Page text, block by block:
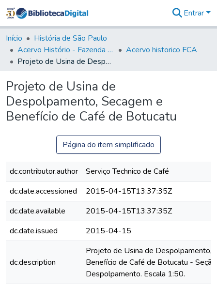
&
Coleções
Tudo na
Biblioteca
Estatísticas
Entrar
Início
História de São Paulo
Acervo Histório - Fazenda Lageado
Acervo historico FCA
Projeto de Usina de Despolpamento, Secagem e Benefício de Café de Botucatu
Projeto de Usina de
Despolpamento, Secagem e
Benefício de Café de Botucatu
Página do item simplificado
dc.contributor.author
Serviço Technico de Café
dc.date.accessioned
2015-04-15T13:37:35Z
dc.date.available
2015-04-15T13:37:35Z
dc.date.issued
2015-04-15
dc.description
Projeto de Usina de Despolpamento,
Benefício de Café de Botucatu -
Despolpamento. Escala 1:50.